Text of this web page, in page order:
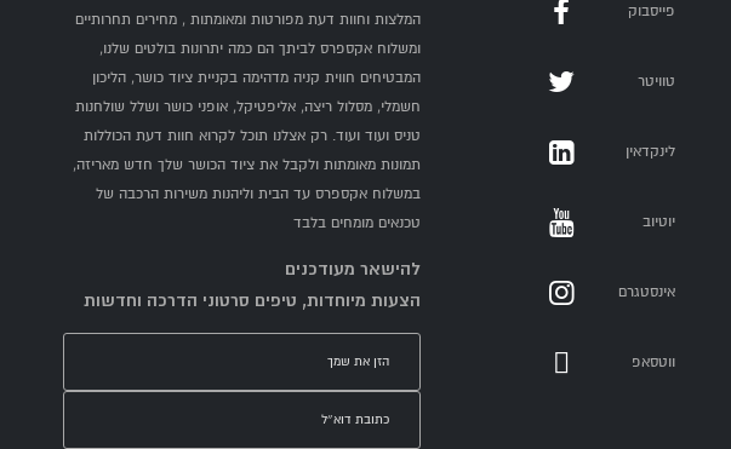
פייסבוק
טוויטר
לינקדאין
יוטיוב
אינסטגרם
ווטסאפ
המלצות וחוות דעת מפורטות ומאומתות , מחירים תחרותיים
ומשלוח אקספרס לביתך הם כמה יתרונות בולטים שלנו,
המבטיחים חווית קניה מדהימה בקניית ציוד כושר, הליכון
חשמלי, מסלול ריצה, אליפטיקל, אופני כושר ושלל שולחנות
טניס ועוד ועוד. רק אצלנו תוכל לקרוא חוות דעת הכוללות
תמונות מאומתות ולקבל את ציוד הכושר שלך חדש מאריזה,
במשלוח אקספרס עד הבית וליהנות משירות הרכבה של
טכנאים מומחים בלבד
להישאר מעודכנים
הצעות מיוחדות, טיפים סרטוני הדרכה וחדשות